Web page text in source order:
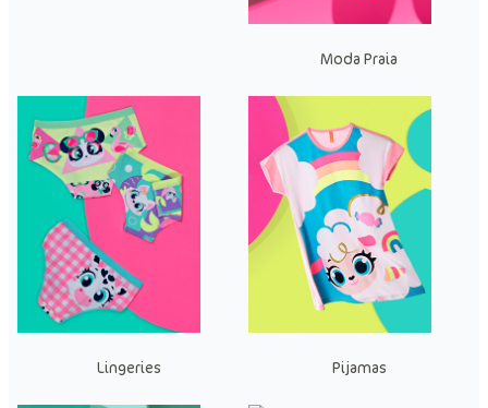
Moda Praia
Lingeries Pijamas